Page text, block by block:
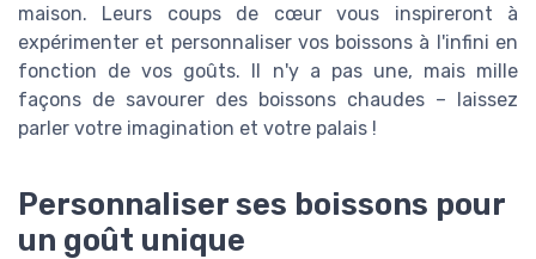
maison. Leurs coups de cœur vous inspireront à
expérimenter et personnaliser vos boissons à l'infini en
fonction de vos goûts. Il n'y a pas une, mais mille
façons de savourer des boissons chaudes – laissez
parler votre imagination et votre palais !
Personnaliser ses boissons pour
un goût unique